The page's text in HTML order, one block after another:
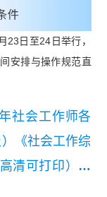
23日至24日举行，
安排与操作规范直
社会工作师各
）《社会工作综
清可打印）】